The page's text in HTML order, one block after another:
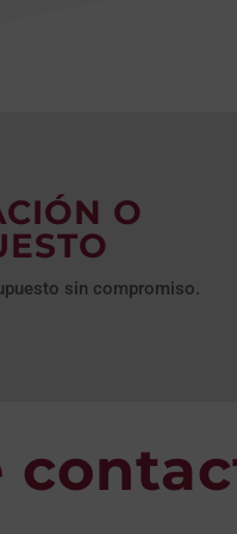
O
sin compromiso.